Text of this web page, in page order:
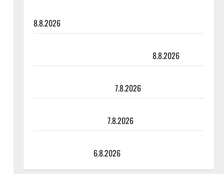
8.8.2026
8.8.2026
7.8.2026
7.8.2026
6.8.2026